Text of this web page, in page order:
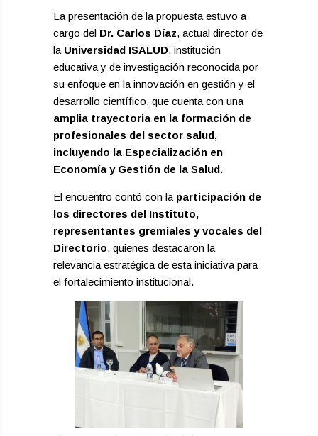
La presentación de la propuesta estuvo a
cargo del Dr. Carlos Díaz, actual director de
la Universidad ISALUD, institución
educativa y de investigación reconocida por
su enfoque en la innovación en gestión y el
desarrollo científico, que cuenta con una
amplia trayectoria en la formación de
profesionales del sector salud,
incluyendo la Especialización en
Economía y Gestión de la Salud.
El encuentro contó con la participación de
los directores del Instituto,
representantes gremiales y vocales del
Directorio, quienes destacaron la
relevancia estratégica de esta iniciativa para
el fortalecimiento institucional.